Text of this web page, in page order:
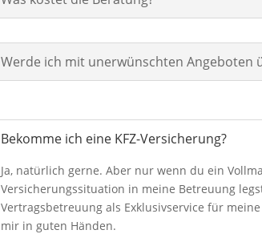
Werde ich mit unerwünschten Angeboten
Bekomme ich eine KFZ-Versicherung?
Ja, natürlich gerne. Aber nur wenn du ein
Versicherungssituation in meine Betreuung
Vertragsbetreuung als Exklusivservice für
mir in guten Händen.